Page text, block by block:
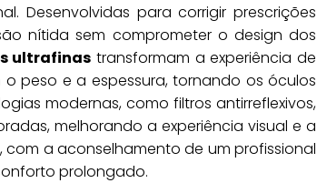
Desenvolvidas para corrigir prescrições
nítida sem comprometer o design dos
ultrafinas transformam a experiência de
peso e a espessura, tornando os óculos
modernas, como filtros antirreflexivos,
melhorando a experiência visual e a
a aconselhamento de um profissional
prolongado.